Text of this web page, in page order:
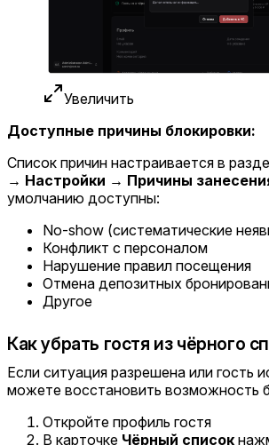
Увеличить
Доступные причины блокировки:
Список причин настраивается в
→ Настройки → Причины
умолчанию доступны:
No-show (систематические
Конфликт с персоналом
Нарушение правил посещения
Отмена депозитных
Другое
Как убрать гостя из чёрного
Если ситуация разрешена или гость
можете восстановить возможность
Откройте профиль гостя
В карточке Чёрный список